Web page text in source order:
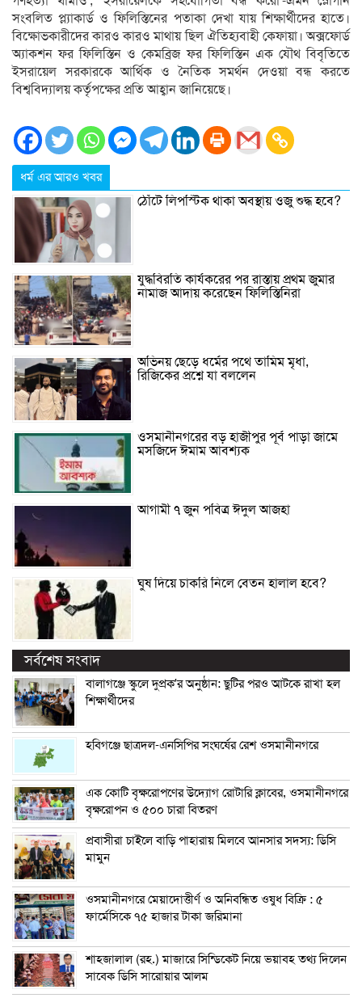
সংবলিত প্ল্যাকার্ড ও ফিলিস্তিনের পতাকা দেখা যায় শিক্ষার্থীদের হাতে।
বিক্ষোভকারীদের কারও কারও মাথায় ছিল ঐতিহ্যবাহী কেফায়া। অক্সফোর্ড
অ্যাকশন ফর ফিলিস্তিন ও কেমব্রিজ ফর ফিলিস্তিন এক যৌথ বিবৃতিতে
ইসরায়েল সরকারকে আর্থিক ও নৈতিক সমর্থন দেওয়া বন্ধ করতে
বিশ্ববিদ্যালয় কর্তৃপক্ষের প্রতি আহ্বান জানিয়েছে।
ধর্ম এর আরও খবর
ঠোঁটে লিপস্টিক থাকা অবস্থায় ওজু শুদ্ধ হবে?
যুদ্ধবিরতি কার্যকরের পর রাস্তায় প্রথম জুমার
নামাজ আদায় করেছেন ফিলিস্তিনিরা
অভিনয় ছেড়ে ধর্মের পথে তামিম মৃধা,
রিজিকের প্রশ্নে যা বললেন
ওসমানীনগরের বড় হাজীপুর পূর্ব পাড়া জামে
মসজিদে ঈমাম আবশ্যক
আগামী ৭ জুন পবিত্র ঈদুল আজহা
ঘুষ দিয়ে চাকরি নিলে বেতন হালাল হবে?
সর্বশেষ সংবাদ
বালাগঞ্জে স্কুলে দুপ্রক’র অনুষ্ঠান: ছুটির পরও আটকে রাখা হল
শিক্ষার্থীদের
হবিগঞ্জে ছাত্রদল-এনসিপির সংঘর্ষের রেশ ওসমানীনগরে
এক কোটি বৃক্ষরোপণের উদ্যোগ রোটারি ক্লাবের, ওসমানীনগরে
বৃক্ষরোপন ও ৫০০ চারা বিতরণ
প্রবাসীরা চাইলে বাড়ি পাহারায় মিলবে আনসার সদস্য: ডিসি
মামুন
ওসমানীনগরে মেয়াদোত্তীর্ণ ও অনিবন্ধিত ওষুধ বিক্রি : ৫
ফার্মেসিকে ৭৫ হাজার টাকা জরিমানা
শাহজালাল (রহ.) মাজারে সিন্ডিকেট নিয়ে ভয়াবহ তথ্য দিলেন
সাবেক ডিসি সারোয়ার আলম